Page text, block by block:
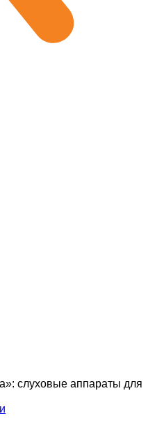
слуховые аппараты для